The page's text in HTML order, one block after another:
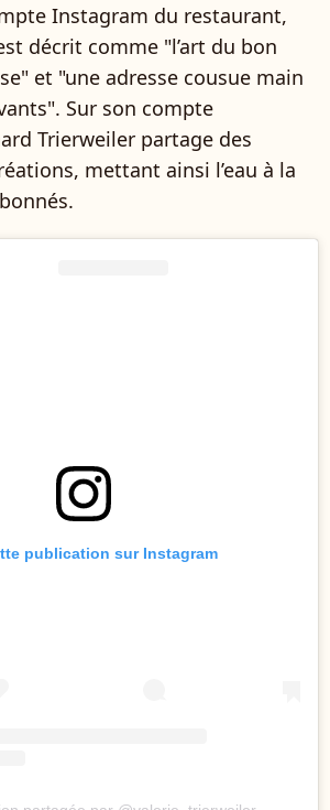
Instagram du restaurant,
décrit comme "l’art du bon
et "une adresse cousue main
Sur son compte
Trierweiler partage des
mettant ainsi l’eau à la
publication sur Instagram